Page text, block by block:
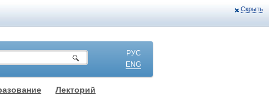
Скрыть
РУС
ENG
Лекторий